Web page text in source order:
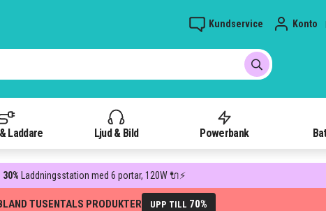
Kundservice Konto
Laddare Ljud & Bild Powerbank
Laddningsstation med 6 portar, 120W 🔌⚡
TUSENTALS PRODUKTER UPP TILL 70%